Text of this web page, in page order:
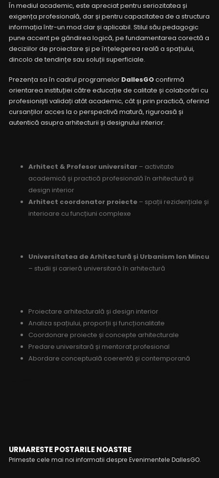
În mediul academic, este apreciat pentru seriozitatea și
exigența profesională, dar și pentru capacitatea de a structura
informația într-un mod clar și aplicabil. Stilul său pedagogic
pune accent pe gândirea logică, pe fundamentarea corectă a
deciziilor de proiectare și pe înțelegerea reală a spațiului,
dincolo de tendințe sau soluții superficiale.
Prezența sa în cadrul programelor DallesGOconfirmă
orientarea instituției către educație de calitate și colaborări cu
profesioniști validați atât academic, cât și prin practică, oferind
cursanților acces la o perspectivă matură, riguroasă și
autentică asupra arhitecturii și designului interior.
Arhitect & Profesor universitar– activitate
academică și practică profesională în arhitectură și
design interior
Arhitect coordonator proiecte– spații rezidențiale și
interioare cu funcțiuni complexe
Universitatea de Arhitectură și Urbanism Ion Mincu
– studii și carieră universitară în arhitectură
Proiectare arhitecturală și design interior
Analiza spațiului, proporții și funcționalitate
Coordonare proiecte și concepte arhitecturale
Predare universitară și mentorat profesional
Abordare conceptuală coerentă și contemporană
URMARESTE POSTARILE NOASTRE
Primeste cele mai noi informatii despre Evenimentele DallesGO.